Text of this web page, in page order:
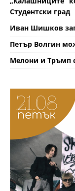
Студентски град
Иван Шишков
Петър Волгин
Мелони и Тръмп